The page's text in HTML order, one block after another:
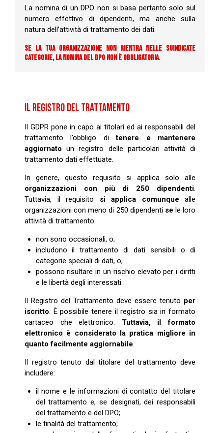
La nomina di un DPO non si basa pertanto solo sul
numero effettivo di dipendenti, ma anche sulla
natura dell’attività di trattamento dei dati.
SE LA TUA ORGANIZZAZIONE NON RIENTRA NELLE SUINDICATE
CATEGORIE, LA NOMINA DEL DPO NON È OBBLIGATORIA.
IL REGISTRO DEL TRATTAMENTO
Il GDPR pone in capo ai titolari ed ai responsabili del
trattamento l’obbligo ditenere e mantenere
aggiornato un registro delle particolari attività di
trattamento dati effettuate.
In genere, questo requisito si applica solo alle
organizzazioni con più di 250 dipendenti
Tuttavia, il requisito si applica comunque alle
organizzazioni con meno di 250 dipendenti se le loro
attività di trattamento:
non sono occasionali, o;
includono il trattamento di dati sensibili o di
categorie speciali di dati, o;
possono risultare in un rischio elevato per i diritti
e le libertà degli interessati.
Il Registro del Trattamento deve essere tenuto per
iscritto . È possibile tenere il registro sia in formato
cartaceo che elettronico. Tuttavia, il formato
elettronico è considerato la pratica migliore in
quanto facilmente aggiornabile
Il registro tenuto dal titolare del trattamento deve
includere:
il nome e le informazioni di contatto del titolare
del trattamento e, se designati, dei responsabili
del trattamento e del DPO;
le finalità del trattamento;